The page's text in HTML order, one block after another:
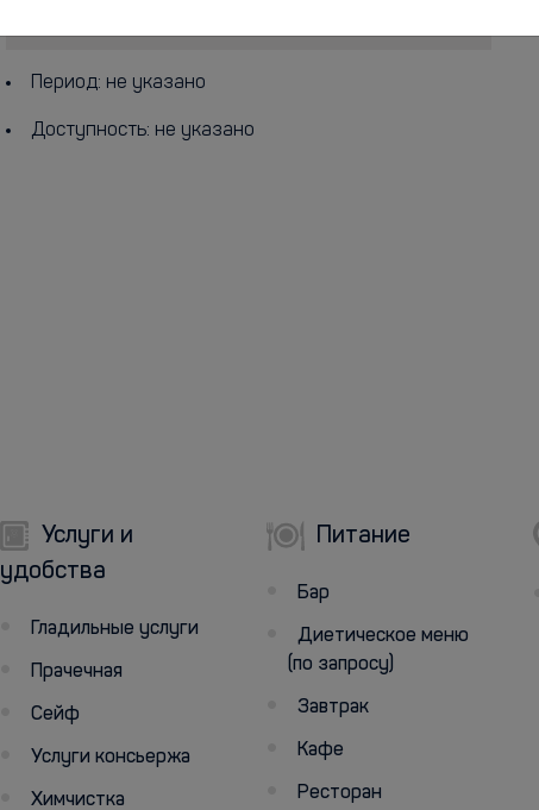
Период: не указано
Доступность: не указано
Услуги и
удобства
Гладильные услуги
Прачечная
Сейф
Услуги консьержа
Химчистка
Питание
Бар
Диетическое меню
(по запросу)
Завтрак
Кафе
Ресторан